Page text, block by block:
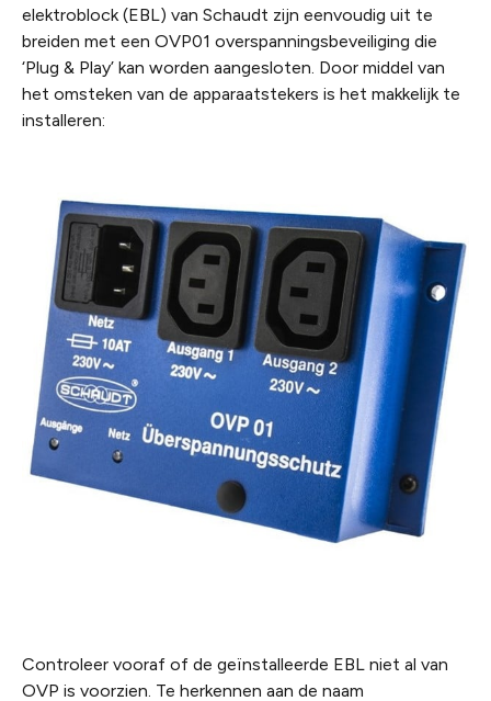
elektroblock (EBL) van Schaudt zijn eenvoudig uit te
breiden met een OVP01 overspanningsbeveiliging die
‘Plug & Play’ kan worden aangesloten. Door middel van
het omsteken van de apparaatstekers is het makkelijk te
installeren:
Controleer vooraf of de geïnstalleerde EBL niet al van
OVP is voorzien. Te herkennen aan de naam